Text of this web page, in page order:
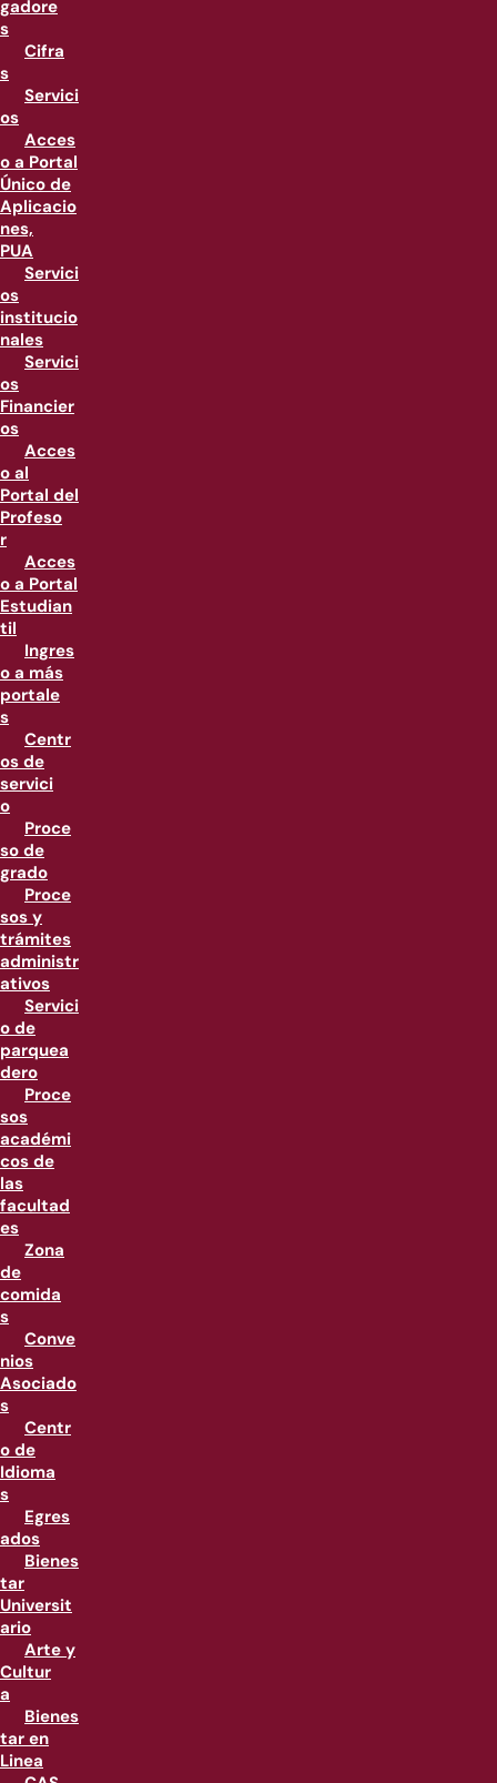
gadore
s
Cifra
s
Servici
os
Acces
o a Portal
Único de
Aplicacio
nes,
PUA
Servici
os
institucio
nales
Servici
os
Financier
os
Acces
o al
Portal del
Profeso
r
Acces
o a Portal
Estudian
til
Ingres
o a más
portale
s
Centr
os de
servici
o
Proce
so de
grado
Proce
sos y
trámites
administr
ativos
Servici
o de
parquea
dero
Proce
sos
académi
cos de
las
facultad
es
Zona
de
comida
s
Conve
nios
Asociado
s
Centr
o de
Idioma
s
Egres
ados
Bienes
tar
Universit
ario
Arte y
Cultur
a
Bienes
tar en
Linea